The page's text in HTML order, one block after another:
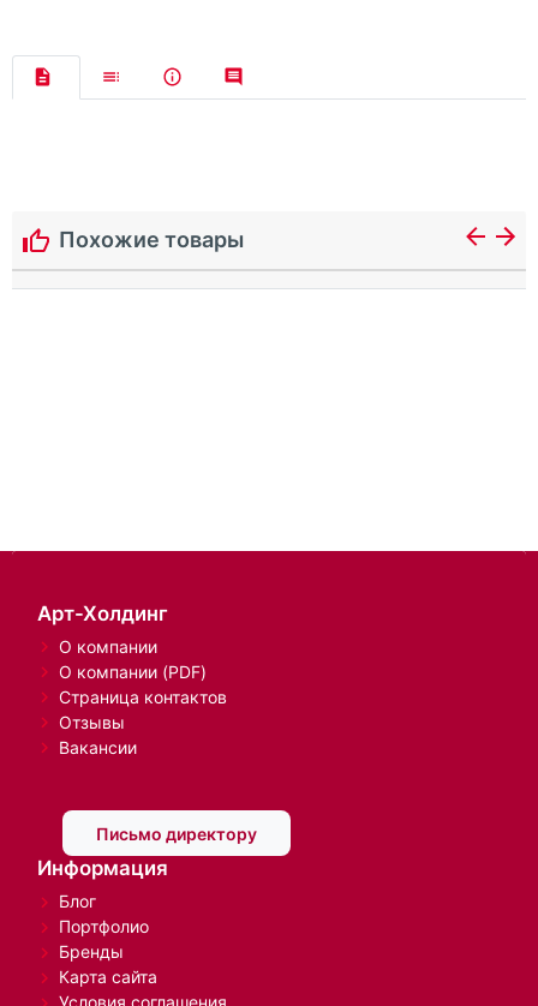
Похожие товары
Арт-Холдинг
О компании
О компании (PDF)
Страница контактов
Отзывы
Вакансии
Письмо директору
Информация
Блог
Портфолио
Бренды
Карта сайта